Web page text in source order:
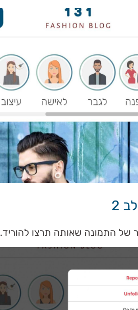
2
של התמונה שאותה תרצו להוריד.